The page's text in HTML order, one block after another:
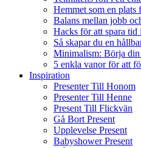
Hemmet som en plats
Balans mellan jobb
Hacks för att spara tid
Så skapar du en
Minimalism: Börja din
5 enkla vanor för att
Inspiration
Presenter Till Honom
Presenter Till Henne
Present Till Flickvän
Gå Bort Present
Upplevelse Present
Babyshower Present